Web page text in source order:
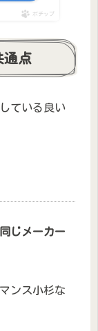
ポチップ
通点
ている良い
じメーカー
ンス小杉な